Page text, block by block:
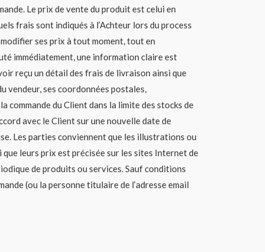
Le prix de vente du produit est celui en
frais sont indiqués à l’Achteur lors du process
ses prix à tout moment, tout en
immédiatement, une information claire est
reçu un détail des frais de livraison ainsi que
vendeur, ses coordonnées postales,
commande du Client dans la limite des stocks de
avec le Client sur une nouvelle date de
Les parties conviennent que les illustrations ou
leurs prix est précisée sur les sites Internet de
de produits ou services. Sauf conditions
(ou la personne titulaire de l’adresse email